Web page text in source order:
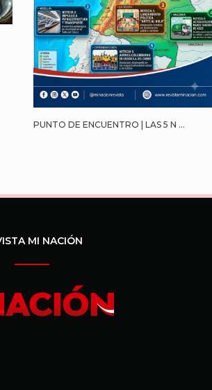
PUNTO DE ENCUENTRO | LAS 5 N ...
MI NACIÓN